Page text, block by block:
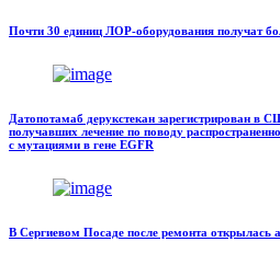
Почти 30 единиц ЛОР-оборудования получат
Датопотамаб дерукстекан зарегистрирован в
получавших лечение по поводу
с мутациями в гене EGFR
В Сергиевом Посаде после ремонта открылась